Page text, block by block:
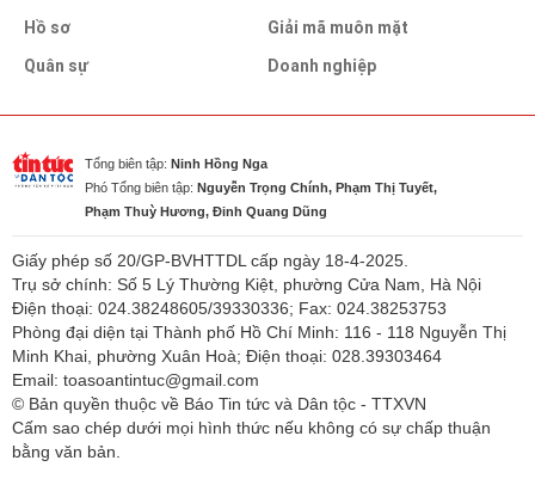
Hồ sơ
Quân sự
Giải mã muôn mặt
Doanh nghiệp
Tổng biên tập: Ninh Hồng Nga
Phó Tổng biên tập: Nguyễn Trọng Chính, Phạm Thị Tuyết,
Phạm Thuỳ Hương, Đinh Quang Dũng
Giấy phép số 20/GP-BVHTTDL cấp ngày 18-4-2025.
Trụ sở chính: Số 5 Lý Thường Kiệt, phường Cửa Nam, Hà Nội
Điện thoại: 024.38248605/39330336; Fax: 024.38253753
Phòng đại diện tại Thành phố Hồ Chí Minh: 116 - 118 Nguyễn Thị
Minh Khai, phường Xuân Hoà; Điện thoại: 028.39303464
Email: toasoantintuc@gmail.com
© Bản quyền thuộc về Báo Tin tức và Dân tộc - TTXVN
Cấm sao chép dưới mọi hình thức nếu không có sự chấp thuận
bằng văn bản.